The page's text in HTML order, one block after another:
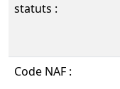
statuts :
Code NAF :